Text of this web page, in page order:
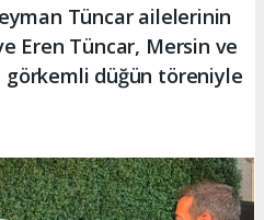
Tüncar ailelerinin
Eren Tüncar, Mersin ve
düğün töreniyle